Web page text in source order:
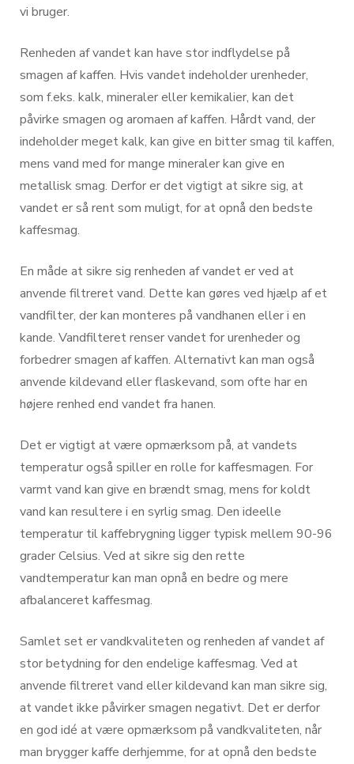
vi bruger.
Renheden af vandet kan have stor indflydelse på
smagen af kaffen. Hvis vandet indeholder urenheder,
som f.eks. kalk, mineraler eller kemikalier, kan det
påvirke smagen og aromaen af kaffen. Hårdt vand, der
indeholder meget kalk, kan give en bitter smag til kaffen,
mens vand med for mange mineraler kan give en
metallisk smag. Derfor er det vigtigt at sikre sig, at
vandet er så rent som muligt, for at opnå den bedste
kaffesmag.
En måde at sikre sig renheden af vandet er ved at
anvende filtreret vand. Dette kan gøres ved hjælp af et
vandfilter, der kan monteres på vandhanen eller i en
kande. Vandfilteret renser vandet for urenheder og
forbedrer smagen af kaffen. Alternativt kan man også
anvende kildevand eller flaskevand, som ofte har en
højere renhed end vandet fra hanen.
Det er vigtigt at være opmærksom på, at vandets
temperatur også spiller en rolle for kaffesmagen. For
varmt vand kan give en brændt smag, mens for koldt
vand kan resultere i en syrlig smag. Den ideelle
temperatur til kaffebrygning ligger typisk mellem 90-96
grader Celsius. Ved at sikre sig den rette
vandtemperatur kan man opnå en bedre og mere
afbalanceret kaffesmag.
Samlet set er vandkvaliteten og renheden af vandet af
stor betydning for den endelige kaffesmag. Ved at
anvende filtreret vand eller kildevand kan man sikre sig,
at vandet ikke påvirker smagen negativt. Det er derfor
en god idé at være opmærksom på vandkvaliteten, når
man brygger kaffe derhjemme, for at opnå den bedste